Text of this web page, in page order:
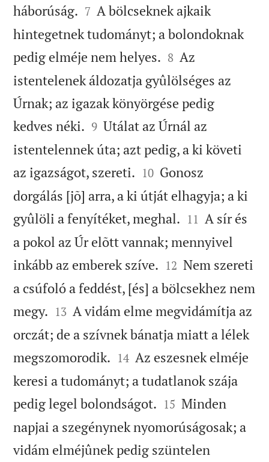
háborúság. 

7 A bölcseknek ajkaik
hintegetnek tudományt; a bolondoknak
pedig elméje nem helyes. 

8 Az
istentelenek áldozatja gyûlölséges az
Úrnak; az igazak könyörgése pedig
kedves néki. 

9 Utálat az Úrnál az
istentelennek úta; azt pedig, a ki követi
az igazságot, szereti. 

10 Gonosz
dorgálás [jõ] arra, a ki útját elhagyja; a ki
gyûlöli a fenyítéket, meghal. 

11 A sír és
a pokol az Úr elõtt vannak; mennyivel
inkább az emberek szíve. 

12 Nem szereti
a csúfoló a feddést, [és] a bölcsekhez nem
megy. 

13 A vidám elme megvidámítja az
orczát; de a szívnek bánatja miatt a lélek
megszomorodik. 

14 Az eszesnek elméje
keresi a tudományt; a tudatlanok szája
pedig legel bolondságot. 

15 Minden
napjai a szegénynek nyomorúságosak; a
vidám elméjûnek pedig szüntelen